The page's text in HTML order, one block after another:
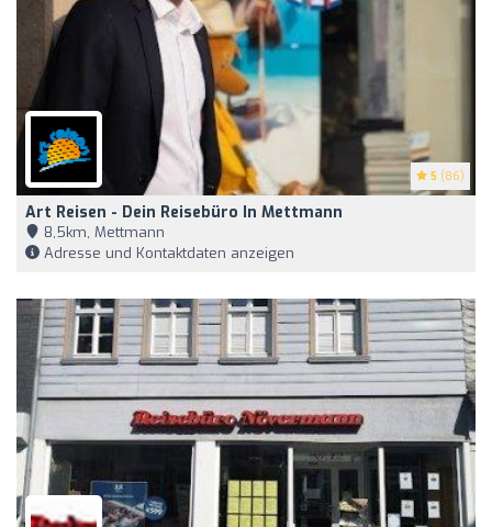
5 (86)
Art Reisen - Dein Reisebüro In Mettmann
8,5km, Mettmann
Adresse und Kontaktdaten anzeigen